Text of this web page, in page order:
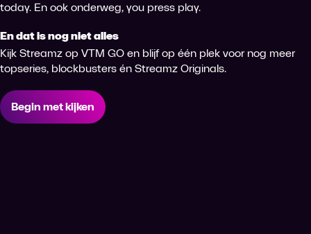
today. En ook onderweg, you press play.
En dat is nog niet alles
Kijk Streamz op VTM GO en blijf op één plek voor nog meer
topseries, blockbusters én Streamz Originals.
Begin met kijken